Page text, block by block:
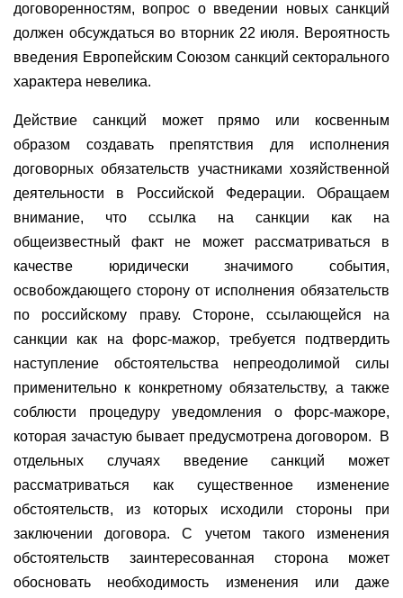
договоренностям, вопрос о введении новых санкций
должен обсуждаться во вторник 22 июля. Вероятность
введения Европейским Союзом санкций секторального
характера невелика.
Действие санкций может прямо или косвенным
образом создавать препятствия для исполнения
договорных обязательств участниками хозяйственной
деятельности в Российской Федерации. Обращаем
внимание, что ссылка на санкции как на
общеизвестный факт не может рассматриваться в
качестве юридически значимого события,
освобождающего сторону от исполнения обязательств
по российскому праву. Стороне, ссылающейся на
санкции как на форс-мажор, требуется подтвердить
наступление обстоятельства непреодолимой силы
применительно к конкретному обязательству, а также
соблюсти процедуру уведомления о форс-мажоре,
которая зачастую бывает предусмотрена договором. В
отдельных случаях введение санкций может
рассматриваться как существенное изменение
обстоятельств, из которых исходили стороны при
заключении договора. С учетом такого изменения
обстоятельств заинтересованная сторона может
обосновать необходимость изменения или даже